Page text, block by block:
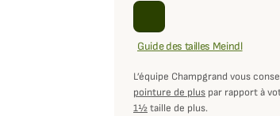
Guide des tailles Meindl
L’équipe Champgrand vous
pointure de plus par rapport à
1½taille de plus.